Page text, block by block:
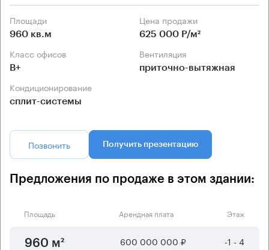
Площади
960 кв.м
Цена продажи
625 000 Р/м²
Класс офисов
B+
Вентиляция
приточно-вытяжная
Кондиционирование
сплит-системы
Позвонить Получить презентацию
Предложения по продаже в этом здании:
Площадь Арендная плата Этаж
960 м² 600 000 000 ₽ -1 - 4